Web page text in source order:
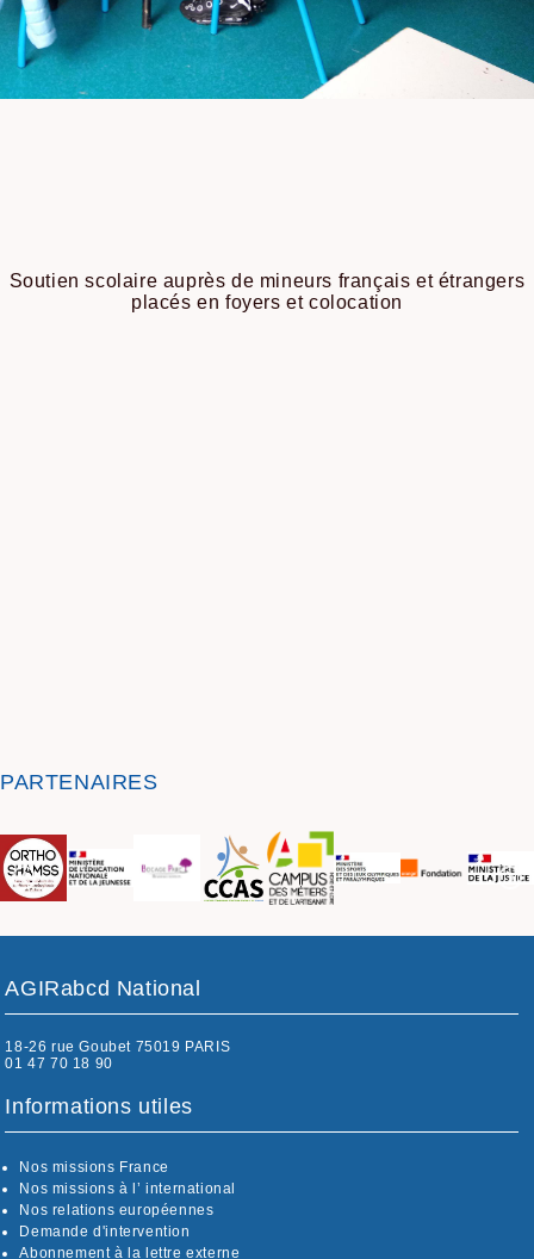
Soutien scolaire auprès de mineurs français et étrangers
placés en foyers et colocation
PARTENAIRES
AGIRabcd National
18-26 rue Goubet 75019 PARIS
01 47 70 18 90
Informations utiles
Nos missions France
Nos missions à l’ international
Nos relations européennes
Demande d'intervention
Abonnement à la lettre externe